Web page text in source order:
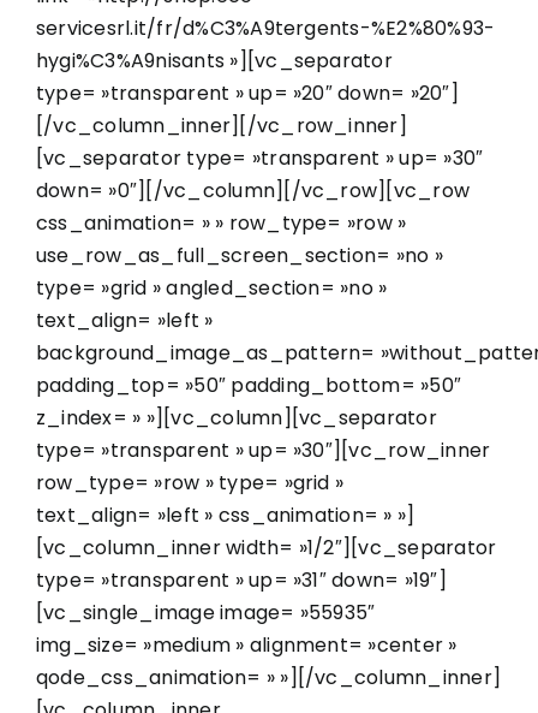
servicesrl.it/fr/d%C3%A9tergents-%E2%80%93-
hygi%C3%A9nisants »][vc_separator
type= »transparent » up= »20″ down= »20″]
[/vc_column_inner][/vc_row_inner]
[vc_separator type= »transparent » up= »30″
down= »0″][/vc_column][/vc_row][vc_row
css_animation= » » row_type= »row »
use_row_as_full_screen_section= »no »
type= »grid » angled_section= »no »
text_align= »left »
background_image_as_pattern=
padding_top= »50″ padding_bottom= »50″
z_index= » »][vc_column][vc_separator
type= »transparent » up= »30″][vc_row_inner
row_type= »row » type= »grid »
text_align= »left » css_animation= » »]
[vc_column_inner width= »1/2″][vc_separator
type= »transparent » up= »31″ down= »19″]
[vc_single_image image= »55935″
img_size= »medium » alignment= »center »
qode_css_animation= » »][/vc_column_inner]